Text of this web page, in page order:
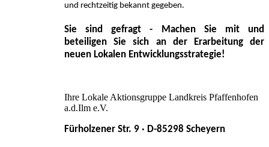
und rechtzeitig bekannt gegeben.
Sie sind gefragt - Machen Sie mit und
beteiligen Sie sich an der Erarbeitung der
neuen Lokalen Entwicklungsstrategie!
Ihre Lokale Aktionsgruppe Landkreis Pfaffenhofen
a.d.Ilm e.V.
Fürholzener Str. 9 · D-85298 Scheyern